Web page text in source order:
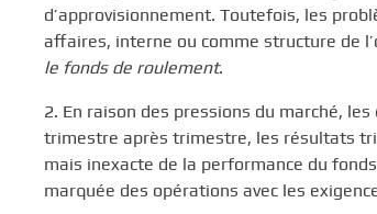
d’approvisionnement. Toutefois, les
affaires, interne ou comme structure de
le fonds de roulement.
2. En raison des pressions du marché,
trimestre après trimestre, les résultats
mais inexacte de la performance du
marquée des opérations avec les